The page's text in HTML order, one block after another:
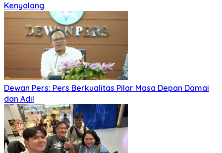
Kenyalang
Dewan Pers: Pers Berkualitas Pilar Masa Depan Damai
dan Adil